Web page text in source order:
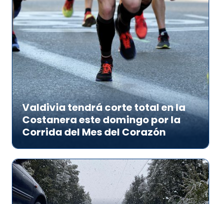
Valdivia tendrá corte total en la
Costanera este domingo por la
Corrida del Mes del Corazón